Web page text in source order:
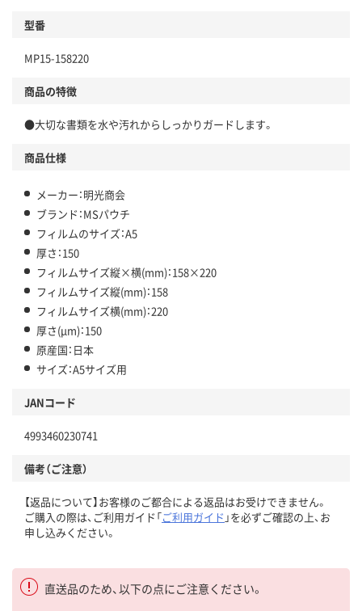
型番
MP15-158220
商品の特徴
●大切な書類を水や汚れからしっかりガードします。
商品仕様
メーカー：明光商会
ブランド：MSパウチ
フィルムのサイズ：A5
厚さ：150
フィルムサイズ縦×横(mm)：158×220
フィルムサイズ縦(mm)：158
フィルムサイズ横(mm)：220
厚さ(μm)：150
原産国：日本
サイズ：A5サイズ用
JANコード
4993460230741
備考（ご注意）
【返品について】お客様のご都合による返品はお受けできません。
ご購入の際は、ご利用ガイド「ご利用ガイド 」を必ずご確認の上、お
申し込みください。
直送品のため、以下の点にご注意ください。